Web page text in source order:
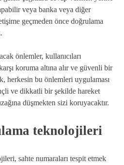
veya banka veya diğer
geçmeden önce doğrulama
önlemler, kullanıcıları
koruma altına alır ve güvenli bir
herkesin bu önlemleri uygulaması
ve dikkatli bir şekilde hareket
düşmekten sizi koruyacaktır.
teknolojileri
sahte numaraları tespit etmek